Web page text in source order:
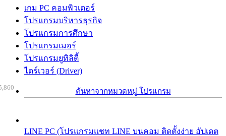
เกม PC คอมพิวเตอร์
โปรแกรมบริหารธุรกิจ
โปรแกรมการศึกษา
โปรแกรมเมอร์
โปรแกรมยูทิลิตี้
ไดร์เวอร์ (Driver)
ค้นหาจากหมวดหมู่ โปรแกรม
LINE PC (โปรแกรมแชท LINE บนคอม ติดตั้งง่าย อัปเดต